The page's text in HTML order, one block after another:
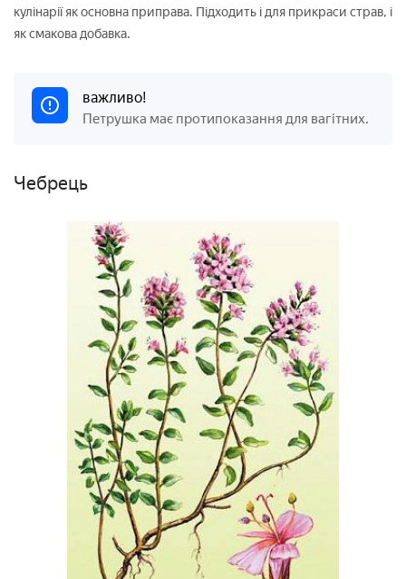
кулінарії як основна приправа. Підходить і для прикраси страв, і
як смакова добавка.
важливо!
Петрушка має протипоказання для вагітних.
Чебрець